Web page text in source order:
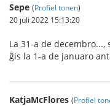
Sepe (Profiel tonen)
20 juli 2022 15:13:20
La 31-a de
ĝis la 1-a de januaro
KatjaMcFlores (Profiel